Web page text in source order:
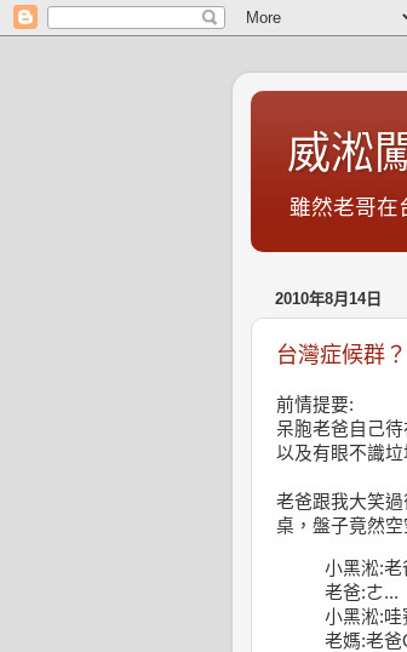
威淞
雖然老哥在
2010年8月14日
台灣症候群
前情提要:
呆胞老爸自己
以及有眼不識垃
老爸跟我大笑
桌，盤子竟然空
小黑淞:老
老爸:ㄜ...
小黑淞:哇
老媽:老爸